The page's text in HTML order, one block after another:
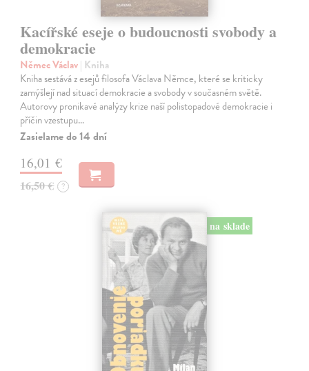
Kacířské eseje o budoucnosti svobody a
demokracie
Němec Václav| Kniha
Kniha sestává z esejů filosofa Václava Němce, které se kriticky
zamýšlejí nad situací demokracie a svobody v současném světě.
Autorovy pronikavé analýzy krize naší polistopadové demokracie i
příčin vzestupu…
Zasielame do 14 dní
16,01 €
16,50 € ?
na sklade